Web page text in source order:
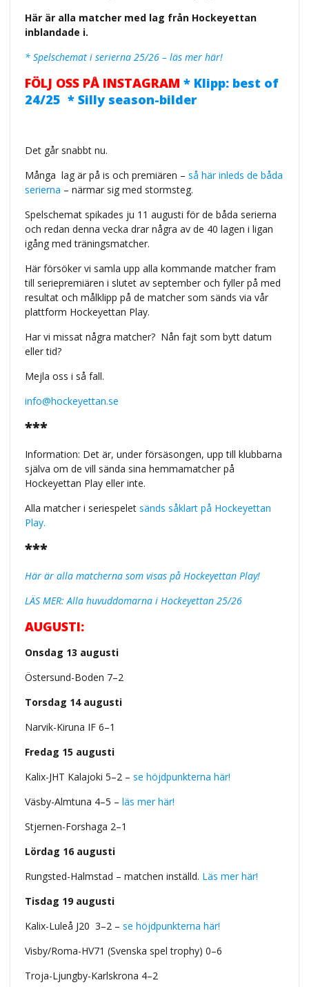
Här är alla matcher med lag från Hockeyettan
inblandade i.
* Spelschemat i serierna 25/26 – läs mer här!
FÖLJ OSS PÅ INSTAGRAM * Klipp: best of
24/25 * Silly season-bilder
Det går snabbt nu.
Många lag är på is och premiären – så här inleds de båda
serierna – närmar sig med stormsteg.
Spelschemat spikades ju 11 augusti för de båda serierna
och redan denna vecka drar några av de 40 lagen i ligan
igång med träningsmatcher.
Här försöker vi samla upp alla kommande matcher fram
till seriepremiären i slutet av september och fyller på med
resultat och målklipp på de matcher som sänds via vår
plattform Hockeyettan Play.
Har vi missat några matcher? Nån fajt som bytt datum
eller tid?
Mejla oss i så fall.
info@hockeyettan.se
***
Information: Det är, under försäsongen, upp till klubbarna
själva om de vill sända sina hemmamatcher på
Hockeyettan Play eller inte.
Alla matcher i seriespelet sänds såklart på Hockeyettan
Play.
***
Här är alla matcherna som visas på Hockeyettan Play!
LÄS MER: Alla huvuddomarna i Hockeyettan 25/26
AUGUSTI:
Onsdag 13 augusti
Östersund-Boden 7–2
Torsdag 14 augusti
Narvik-Kiruna IF 6–1
Fredag 15 augusti
Kalix-JHT Kalajoki 5–2 – se höjdpunkterna här!
Väsby-Almtuna 4–5 – läs mer här!
Stjernen-Forshaga 2–1
Lördag 16 augusti
Rungsted-Halmstad – matchen inställd. Läs mer här!
Tisdag 19 augusti
Kalix-Luleå J20 3–2 – se höjdpunkterna här!
Visby/Roma-HV71 (Svenska spel trophy) 0–6
Troja-Ljungby-Karlskrona 4–2